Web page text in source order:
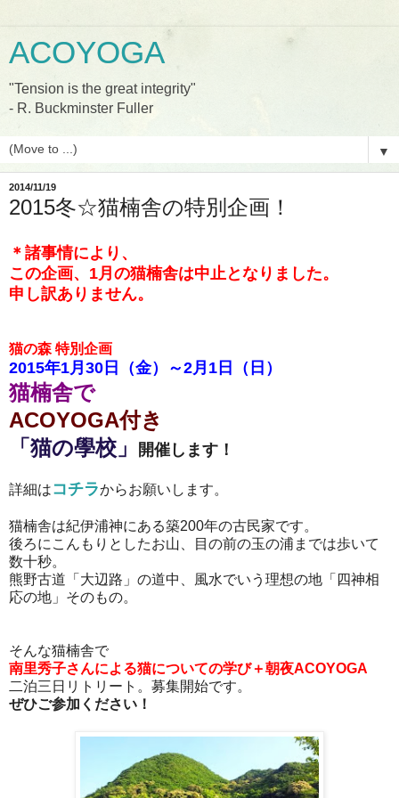
ACOYOGA
"Tension is the great integrity"
- R. Buckminster Fuller
▼
2014/11/19
2015冬☆猫楠舎の特別企画！
＊諸事情により、
この企画、1月の猫楠舎は中止となりました。
申し訳ありません。
猫の森 特別企画
2015年1月30日（金）～2月1日（日）
猫楠舎で
ACOYOGA付き
「猫の學校」
開催します！
詳細はコチラからお願いします。
猫楠舎は紀伊浦神にある築200年の古民家です。
後ろにこんもりとしたお山、目の前の玉の浦までは歩いて
数十秒。
熊野古道「大辺路」の道中、風水でいう理想の地「四神相
応の地」そのもの。
そんな猫楠舎で
南里秀子さんによる猫についての学び＋朝夜ACOYOGA
二泊三日リトリート。 募集開始です。
ぜひご参加ください！